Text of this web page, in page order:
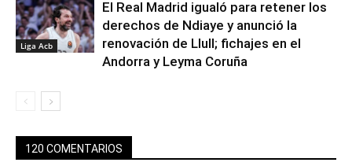
Liga Acb
El Real Madrid igualó para retener los
derechos de Ndiaye y anunció la
renovación de Llull; fichajes en el
Andorra y Leyma Coruña
120 COMENTARIOS